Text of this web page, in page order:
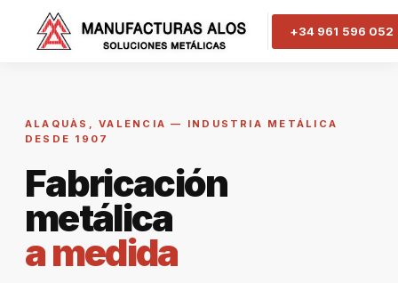
+34 961 596 052
ALAQUÀS, VALENCIA — INDUSTRIA METÁLICA
DESDE 1907
Fabricación
metálica
a medida